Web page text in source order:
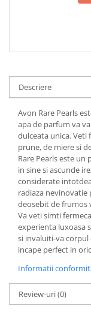
Descriere
Avon Rare Pearls
apa de parfum va
dulceata unica. Veti
prune, de miere si
Rare Pearls este
in sine si ascunde
considerate
radiaza nevinovatie
deosebit de frumos
Va veti simti
experienta luxoasa
si invaluiti-va corpul
incape perfect in
Informatii
Review-uri(0)